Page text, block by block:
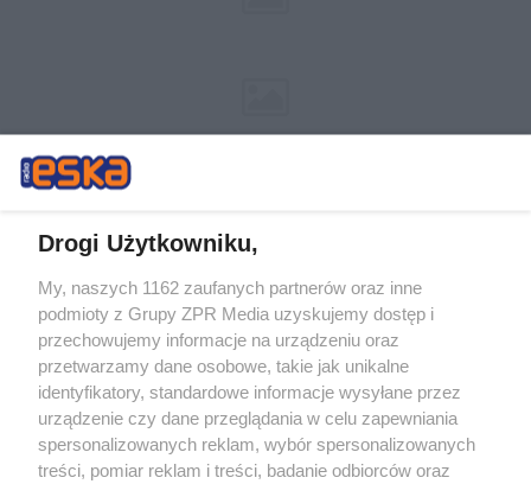
Żaden utwór zamieszczony w serwisie nie może być powielany i
rozpowszechniany lub dalej rozpowszechniany w jakikolwiek sposób (w
tym także elektroniczny lub mechaniczny) na jakimkolwiek polu
eksploatacji w jakiejkolwiek formie, włącznie z umieszczaniem w
Internecie bez pisemnej zgody właściciela praw. Jakiekolwiek użycie lub
wykorzystanie utworów w całości lub w części z naruszeniem prawa,
tzn. bez właściwej zgody, jest zabronione pod groźbą kary i może być
ścigane prawnie.
Drogi Użytkowniku,
My, naszych 1162 zaufanych partnerów oraz inne
podmioty z Grupy ZPR Media uzyskujemy dostęp i
przechowujemy informacje na urządzeniu oraz
przetwarzamy dane osobowe, takie jak unikalne
identyfikatory, standardowe informacje wysyłane przez
urządzenie czy dane przeglądania w celu zapewniania
spersonalizowanych reklam, wybór spersonalizowanych
treści, pomiar reklam i treści, badanie odbiorców oraz